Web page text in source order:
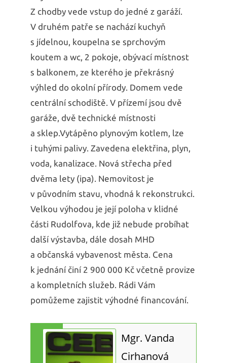
Z chodby vede vstup do jedné z garáží.
V druhém patře se nachází kuchyň
s jídelnou, koupelna se sprchovým
koutem a wc, 2 pokoje, obývací místnost
s balkonem, ze kterého je překrásný
výhled do okolní přírody. Domem vede
centrální schodiště. V přízemí jsou dvě
garáže, dvě technické místnosti
a sklep.Vytápěno plynovým kotlem, lze
i tuhými palivy. Zavedena elektřina, plyn,
voda, kanalizace. Nová střecha před
dvěma lety (ipa). Nemovitost je
v původním stavu, vhodná k rekonstrukci.
Velkou výhodou je její poloha v klidné
části Rudolfova, kde již nebude probíhat
další výstavba, dále dosah MHD
a občanská vybavenost města. Cena
k jednání činí 2 900 000 Kč včetně provize
a kompletních služeb. Rádi Vám
pomůžeme zajistit výhodné financování.
Mgr. Vanda
Cirhanová